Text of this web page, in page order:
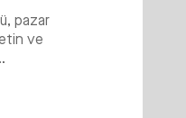
pazar
ve